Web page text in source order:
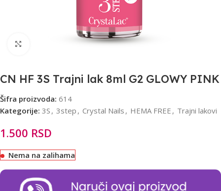
Click to enlarge
CN HF 3S Trajni lak 8ml G2 GLOWY PINK
Šifra proizvoda: 614
Kategorije: 3S , 3step , Crystal Nails , HEMA FREE , Trajni lakovi
1.500 RSD
Nema na zalihama